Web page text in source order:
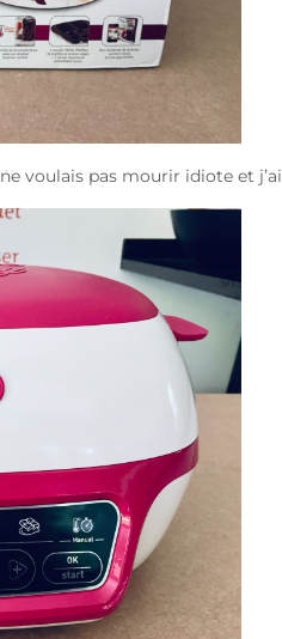
voulais pas mourir idiote et